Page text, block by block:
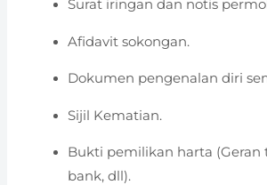
Surat iringan dan notis
Afidavit sokongan.
Dokumen pengenalan diri
Sijil Kematian.
Bukti pemilikan harta (Geran
bank, dll).